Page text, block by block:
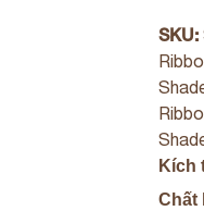
SKU:
Kích
Chất